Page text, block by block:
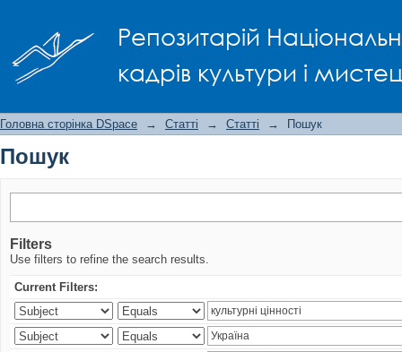
Репозитарій
кадрів культури і
Головна сторінка DSpace → Статті → Статті → Пошук
Пошук
Filters
Use filters to refine the search results.
Current Filters: